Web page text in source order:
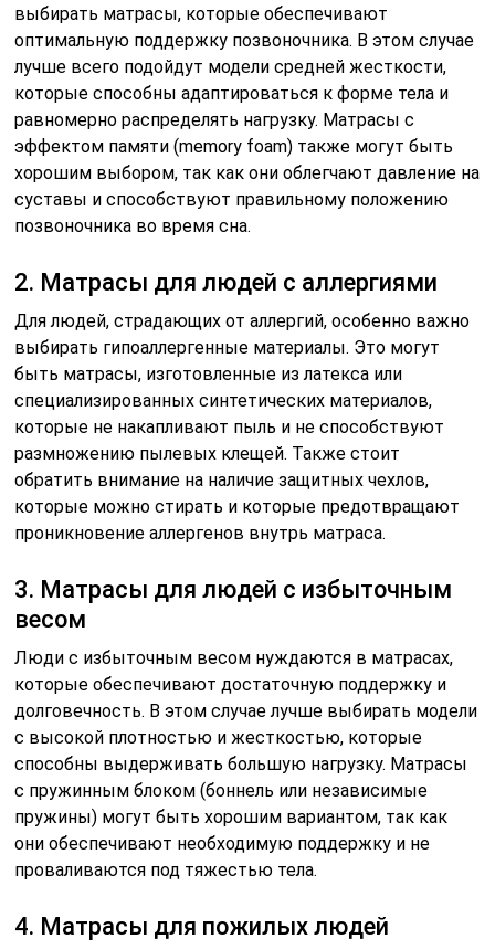
выбирать матрасы, которые обеспечивают
оптимальную поддержку позвоночника. В этом случае
лучше всего подойдут модели средней жесткости,
которые способны адаптироваться к форме тела и
равномерно распределять нагрузку. Матрасы с
эффектом памяти (memory foam) также могут быть
хорошим выбором, так как они облегчают давление на
суставы и способствуют правильному положению
позвоночника во время сна.
2. Матрасы для людей с аллергиями
Для людей, страдающих от аллергий, особенно важно
выбирать гипоаллергенные материалы. Это могут
быть матрасы, изготовленные из латекса или
специализированных синтетических материалов,
которые не накапливают пыль и не способствуют
размножению пылевых клещей. Также стоит
обратить внимание на наличие защитных чехлов,
которые можно стирать и которые предотвращают
проникновение аллергенов внутрь матраса.
3. Матрасы для людей с избыточным
весом
Люди с избыточным весом нуждаются в матрасах,
которые обеспечивают достаточную поддержку и
долговечность. В этом случае лучше выбирать модели
с высокой плотностью и жесткостью, которые
способны выдерживать большую нагрузку. Матрасы
с пружинным блоком (боннель или независимые
пружины) могут быть хорошим вариантом, так как
они обеспечивают необходимую поддержку и не
проваливаются под тяжестью тела.
4. Матрасы для пожилых людей